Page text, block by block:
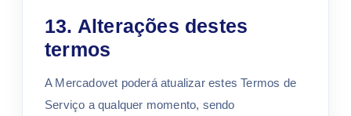
13. Alterações destes
termos
A Mercadovet poderá atualizar estes Termos de
Serviço a qualquer momento, sendo